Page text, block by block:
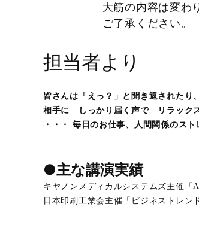
大筋の内容は変わ
ご了承ください。
担当者より
皆さんは「えっ？」と聞き返されたり
相手に しっかり届く声で リラック
・・・ 毎日のお仕事、人間関係のス
●主な講演実績
キヤノンメディカルシステムズ主催「
日本印刷工業会主催「ビジネストレン